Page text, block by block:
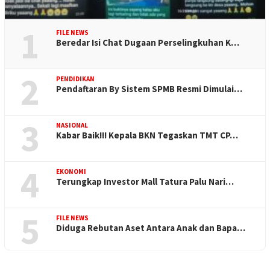
1 FILE NEWS
Beredar Isi Chat Dugaan Perselingkuhan K…
2 PENDIDIKAN
Pendaftaran By Sistem SPMB Resmi Dimulai…
3 NASIONAL
Kabar Baik!!! Kepala BKN Tegaskan TMT CP…
4 EKONOMI
Terungkap Investor Mall Tatura Palu Nari…
5 FILE NEWS
Diduga Rebutan Aset Antara Anak dan Bapa…